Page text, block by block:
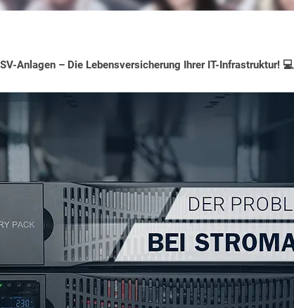
Anlagen – Die Lebensversicherung Ihrer IT-Infrastruktur! 💻